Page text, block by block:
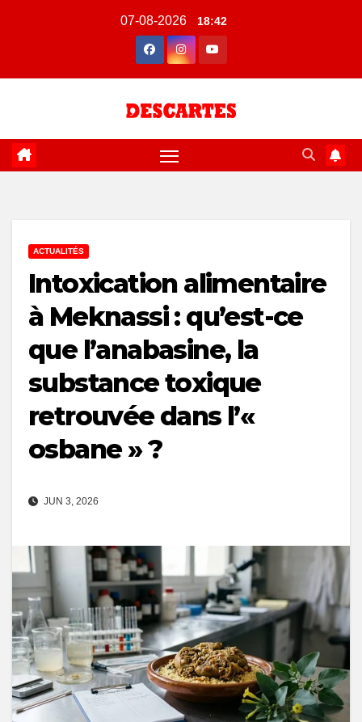
07-08-2026 18:42
ACTUALITÉS
Intoxication alimentaire
à Meknassi : qu’est-ce
que l’anabasine, la
substance toxique
retrouvée dans l’«
osbane » ?
JUN 3, 2026